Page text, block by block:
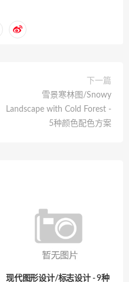
下一篇
雪景寒林图/Snowy
Landscape with Cold Forest -
5种颜色配色方案
现代图形设计/标志设计 - 9种